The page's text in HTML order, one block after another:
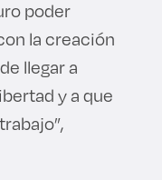
poder
la creación
llegar a
y a que